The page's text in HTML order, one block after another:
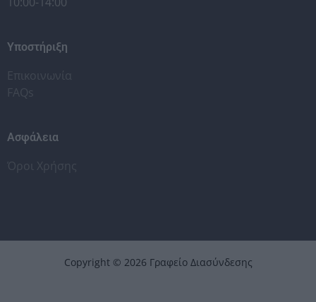
Υποστήριξη
Επικοινωνία
FAQs
Ασφάλεια
Όροι Χρήσης
Copyright © 2026 Γραφείο Διασύνδεσης